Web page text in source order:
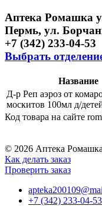
Аптека Ромашка
Пермь, ул.
+7 (342) 233-04-53
Выбрать
Название
Д-р Реп аэроз от
москитов 100мл д/
Код товара на сайте
© 2026 Аптека Ромашка
Как делать заказ
Проверить заказ
+7 (342) 233-04-53